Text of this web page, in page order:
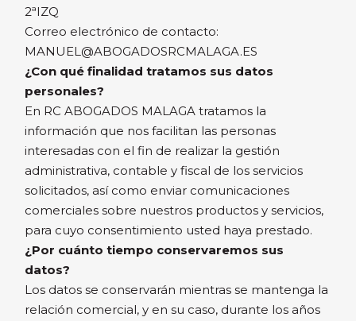
2ªIZQ
Correo electrónico de contacto:
MANUEL@ABOGADOSRCMALAGA.ES
¿Con qué finalidad tratamos sus datos
personales?
En RC ABOGADOS MALAGA tratamos la
información que nos facilitan las personas
interesadas con el fin de realizar la gestión
administrativa, contable y fiscal de los servicios
solicitados, así como enviar comunicaciones
comerciales sobre nuestros productos y servicios,
para cuyo consentimiento usted haya prestado.
¿Por cuánto tiempo conservaremos sus
datos?
Los datos se conservarán mientras se mantenga la
relación comercial, y en su caso, durante los años